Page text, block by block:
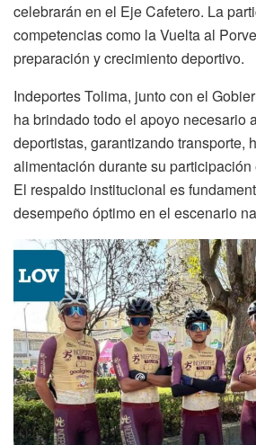
celebrarán en el Eje Cafetero. La
competencias como la Vuelta al
preparación y crecimiento deportivo.
Indeportes Tolima, junto con el
ha brindado todo el apoyo necesario
deportistas, garantizando transporte,
alimentación durante su
El respaldo institucional es
desempeño óptimo en el escenario